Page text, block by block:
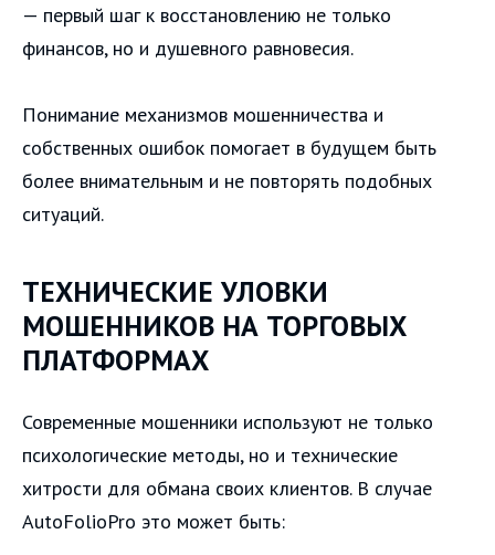
— первый шаг к восстановлению не только
финансов, но и душевного равновесия.
Понимание механизмов мошенничества и
собственных ошибок помогает в будущем быть
более внимательным и не повторять подобных
ситуаций.
ТЕХНИЧЕСКИЕ УЛОВКИ
МОШЕННИКОВ НА ТОРГОВЫХ
ПЛАТФОРМАХ
Современные мошенники используют не только
психологические методы, но и технические
хитрости для обмана своих клиентов. В случае
AutoFolioPro это может быть: